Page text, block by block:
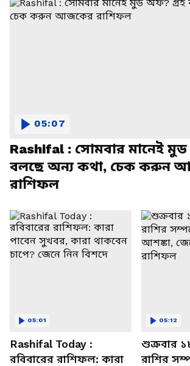
Rashifal : সোমবার মানেই
বলছে অন্য কথা, চেক করুন
রাশিফল
05:07
Rashifal Today :
রবিবারের রাশিফল: কারা
05:01
শুক্রবার
রাশির
05:12